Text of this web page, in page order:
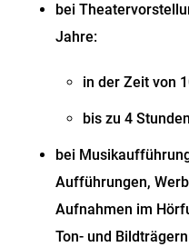
bei
Jahre:
in der Zeit von
bis zu 4
bei
Aufführungen,
Aufnahmen im
Ton- und